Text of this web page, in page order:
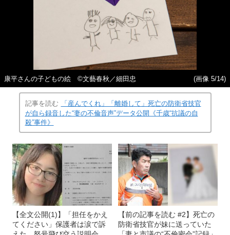
康平さんの子どもの絵 ©文藝春秋／細田忠 (画像 5/14)
記事を読む
「産んでくれ」「離婚して」死亡の防衛省技官
が自ら録音した“妻の不倫音声”データ公開《千歳“抗議の自
殺”事件》
【全文公開(1)】「担任をかえ
てください」保護者は涙で訴
【前の記事を読む #2】死亡の
防衛省技官が妹に送っていた